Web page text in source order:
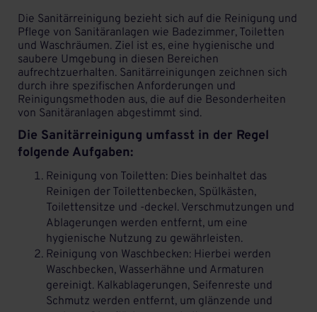
Die Sanitärreinigung bezieht sich auf die Reinigung und
Pflege von Sanitäranlagen wie Badezimmer, Toiletten
und Waschräumen. Ziel ist es, eine hygienische und
saubere Umgebung in diesen Bereichen
aufrechtzuerhalten. Sanitärreinigungen zeichnen sich
durch ihre spezifischen Anforderungen und
Reinigungsmethoden aus, die auf die Besonderheiten
von Sanitäranlagen abgestimmt sind.
Die Sanitärreinigung umfasst in der Regel
folgende Aufgaben:
Reinigung von Toiletten: Dies beinhaltet das
Reinigen der Toilettenbecken, Spülkästen,
Toilettensitze und -deckel. Verschmutzungen und
Ablagerungen werden entfernt, um eine
hygienische Nutzung zu gewährleisten.
Reinigung von Waschbecken: Hierbei werden
Waschbecken, Wasserhähne und Armaturen
gereinigt. Kalkablagerungen, Seifenreste und
Schmutz werden entfernt, um glänzende und